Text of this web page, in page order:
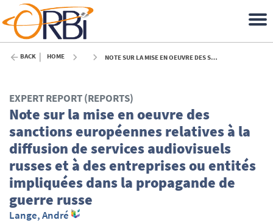
BACK HOME NOTE SUR LA MISE EN OEUVRE DES SANCTIONS EUROPÉENNES RELATIVES À LA DIFFUSION DE SERVICES AUDIOVISUELS RUSSES ET À DES ENTREPRISES OU ENTITÉS IMPLIQUÉES DANS LA PROPAGANDE DE GUERRE RUSSE - 2023
EXPERT REPORT (REPORTS)
Note sur la mise en oeuvre des
sanctions européennes relatives à la
diffusion de services audiovisuels
russes et à des entreprises ou entités
impliquées dans la propagande de
guerre russe
Lange, André